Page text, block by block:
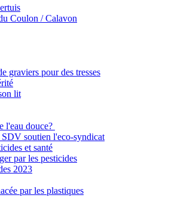
Coulon / Calavon
graviers pour des tresses
lit
l'eau douce?
soutien l'eco-syndicat
et santé
par les pesticides
2023
par les plastiques